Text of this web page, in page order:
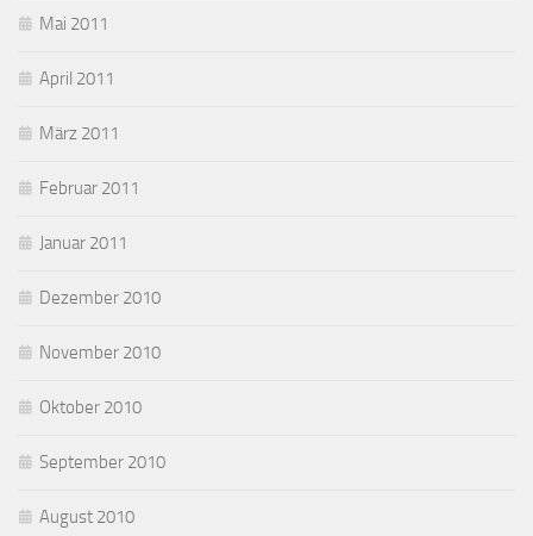
Mai 2011
April 2011
März 2011
Februar 2011
Januar 2011
Dezember 2010
November 2010
Oktober 2010
September 2010
August 2010